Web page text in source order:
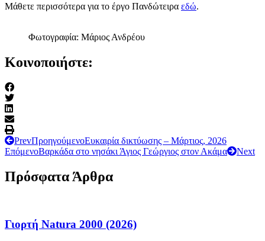
Μάθετε περισσότερα για το έργο Πανδώτειρα εδώ.
Φωτογραφία: Μάριος Ανδρέου
Κοινοποιήστε:
PrevΠροηγούμενοΕυκαιρία δικτύωσης – Μάρτιος, 2026
ΕπόμενοΒαρκάδα στο νησάκι Άγιος Γεώργιος στον Ακάμα Next
Πρόσφατα Άρθρα
Γιορτή Natura 2000 (2026)